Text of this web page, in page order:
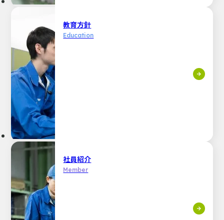
教育方針
Education
社員紹介
Member